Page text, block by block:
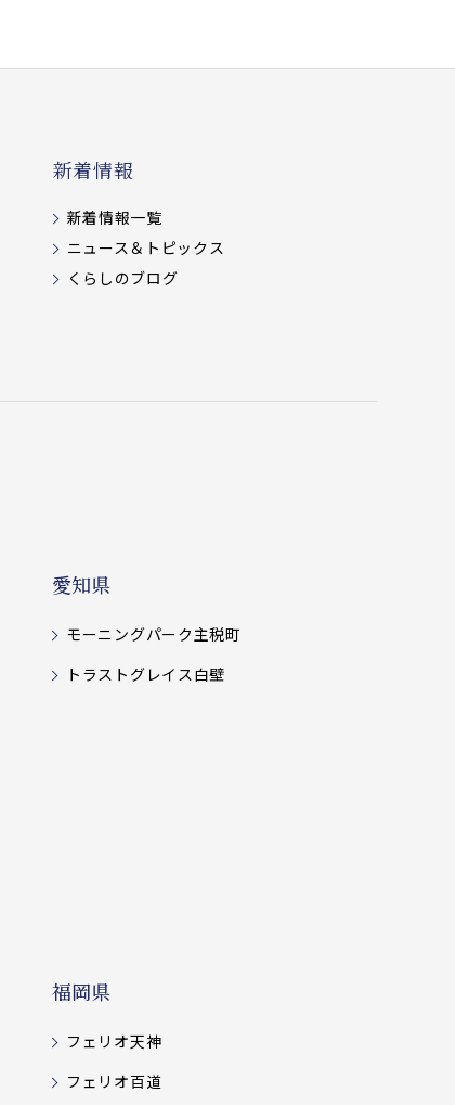
新着情報
新着情報一覧
ニュース＆トピックス
くらしのブログ
愛知県
モーニングパーク主税町
トラストグレイス白壁
福岡県
フェリオ天神
フェリオ百道